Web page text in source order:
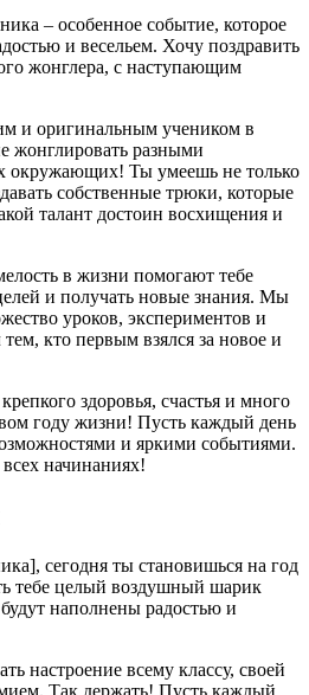
– особенное событие, которое
и весельем. Хочу поздравить
жонглера, с наступающим
и оригинальным учеником в
жонглировать разными
окружающих! Ты умеешь не только
собственные трюки, которые
талант достоин восхищения и
в жизни помогают тебе
и получать новые знания. Мы
уроков, экспериментов и
кто первым взялся за новое и
здоровья, счастья и много
году жизни! Пусть каждый день
и яркими событиями.
начинаниях!
сегодня ты становишься на год
тебе целый воздушный шарик
наполнены радостью и
настроение всему классу, своей
Так держать! Пусть каждый